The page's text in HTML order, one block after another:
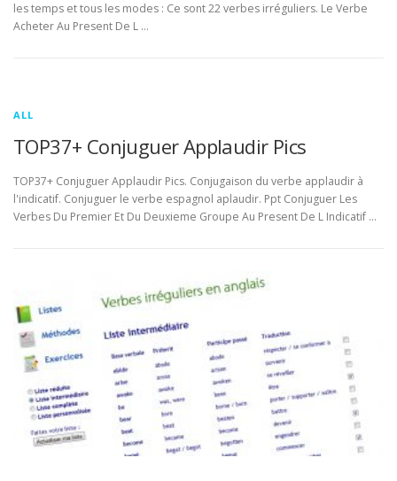
les temps et tous les modes : Ce sont 22 verbes irréguliers. Le Verbe
Acheter Au Present De L …
ALL
TOP37+ Conjuguer Applaudir Pics
TOP37+ Conjuguer Applaudir Pics. Conjugaison du verbe applaudir à
l'indicatif. Conjuguer le verbe espagnol aplaudir. Ppt Conjuguer Les
Verbes Du Premier Et Du Deuxieme Groupe Au Present De L Indicatif …